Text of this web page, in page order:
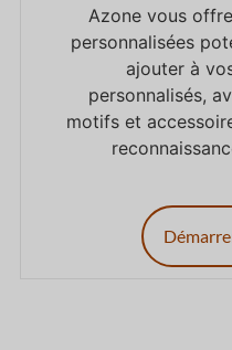
Azone vous
personnalisées
ajouter à
personnalisés,
motifs et